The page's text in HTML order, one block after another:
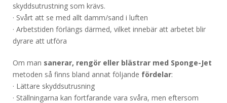
skyddsutrustning som krävs.
· Svårt att se med allt damm/sand i luften
· Arbetstiden förlängs därmed, vilket innebär att arbetet blir
dyrare att utföra
Om man sanerar, rengör eller blästrar med Sponge-Jet
metoden så finns bland annat följande fördelar:
· Lättare skyddsutrusning
· Ställningarna kan fortfarande vara svåra, men eftersom